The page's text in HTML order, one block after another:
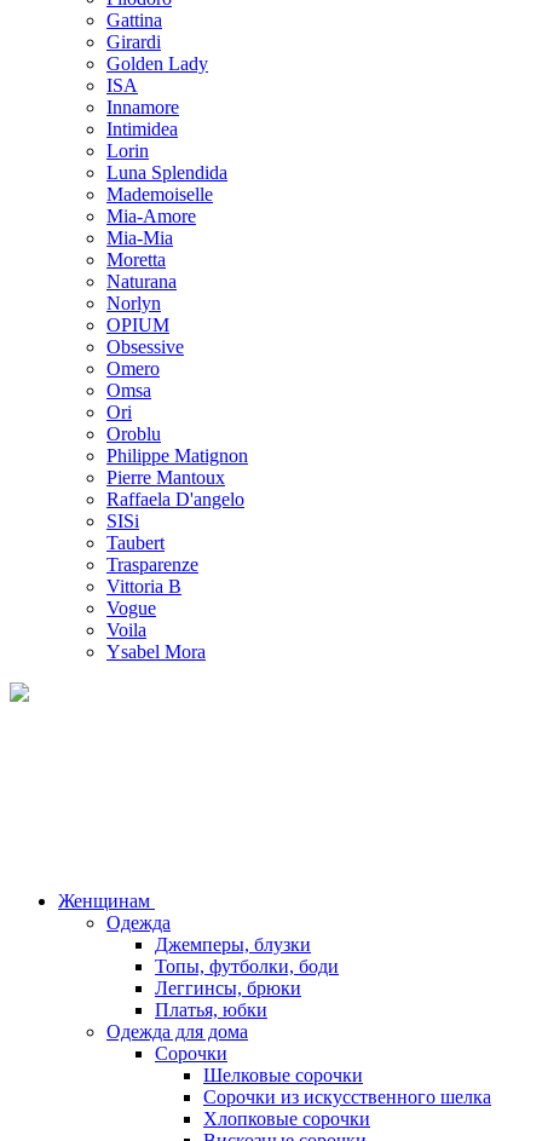
Gattina
Girardi
Golden Lady
ISA
Innamore
Intimidea
Lorin
Luna Splendida
Mademoiselle
Mia-Amore
Mia-Mia
Moretta
Naturana
Norlyn
OPIUM
Obsessive
Omero
Omsa
Ori
Oroblu
Philippe Matignon
Pierre Mantoux
Raffaela D'angelo
SISi
Taubert
Trasparenze
Vittoria B
Vogue
Voila
Ysabel Mora
Женщинам
Одежда
Джемперы, блузки
Топы, футболки, боди
Леггинсы, брюки
Платья, юбки
Одежда для дома
Сорочки
Шелковые сорочки
Сорочки из искусственного шелка
Хлопковые сорочки